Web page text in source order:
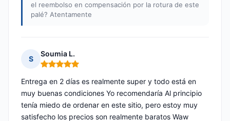
el reembolso en compensación por la rotura de este
palé? Atentamente
S
Soumia L.
Nota: 5 de 5
Entrega en 2 días es realmente super y todo está en
muy buenas condiciones Yo recomendaría Al principio
tenía miedo de ordenar en este sitio, pero estoy muy
satisfecho los precios son realmente baratos Waw